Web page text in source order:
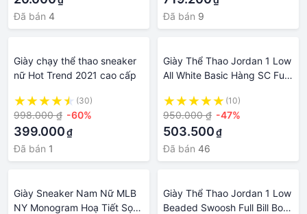
Đã bán 4
Đã bán 9
Giày chạy thể thao sneaker
nữ Hot Trend 2021 cao cấp
(30)
998.000 ₫ -60%
399.000₫
Đã bán 1
Giày Thể Thao Jordan 1 Low
All White Basic Hàng SC Full
Jordan Thấp Cổ 1 Low All
White PT Shop
(10)
950.000 ₫ -47%
503.500₫
Đã bán 46
Giày Sneaker Nam Nữ MLB
NY Monogram Hoạ Tiết Sọc
Giày Thể Thao Jordan 1 Low
Beaded Swoosh Full Bill Box,